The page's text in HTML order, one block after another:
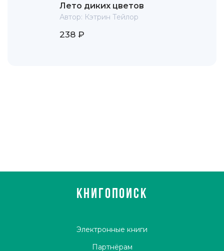
Лето диких цветов
Автор: Кэтрин Тейлор
238 ₽
КНИГОПОИСК
Электронные книги
Партнёрам